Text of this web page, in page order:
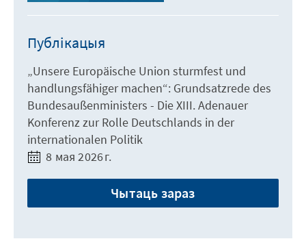
Публікацыя
„Unsere Europäische Union sturmfest und
handlungsfähiger machen“: Grundsatzrede des
Bundesaußenministers - Die XIII. Adenauer
Konferenz zur Rolle Deutschlands in der
internationalen Politik
8 мая 2026 г.
Чытаць зараз